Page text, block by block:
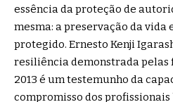
essência da proteção de
mesma: a preservação da vida
protegido. Ernesto Kenji
resiliência demonstrada pelas
2013 é um testemunho da
compromisso dos